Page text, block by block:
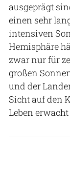
ausgeprägt
einen sehr
intensiven
Hemisphäre
zwar nur für
großen
und der
Sicht auf den
Leben